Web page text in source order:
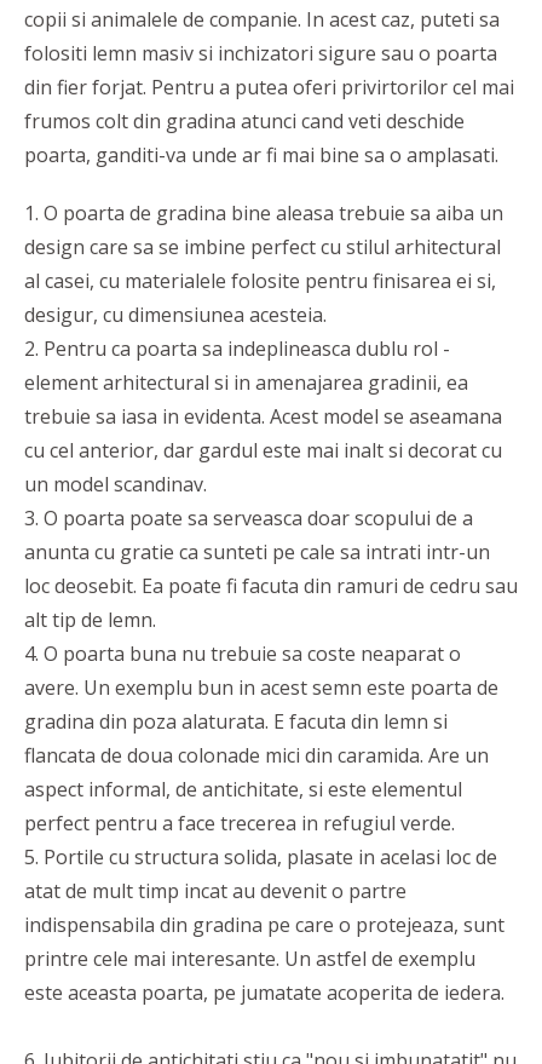
copii si animalele de companie. In acest caz, puteti sa
folositi lemn masiv si inchizatori sigure sau o poarta
din fier forjat. Pentru a putea oferi privirtorilor cel mai
frumos colt din gradina atunci cand veti deschide
poarta, ganditi-va unde ar fi mai bine sa o amplasati.
1. O poarta de gradina bine aleasa trebuie sa aiba un
design care sa se imbine perfect cu stilul arhitectural
al casei, cu materialele folosite pentru finisarea ei si,
desigur, cu dimensiunea acesteia.
2. Pentru ca poarta sa indeplineasca dublu rol -
element arhitectural si in amenajarea gradinii, ea
trebuie sa iasa in evidenta. Acest model se aseamana
cu cel anterior, dar gardul este mai inalt si decorat cu
un model scandinav.
3. O poarta poate sa serveasca doar scopului de a
anunta cu gratie ca sunteti pe cale sa intrati intr-un
loc deosebit. Ea poate fi facuta din ramuri de cedru sau
alt tip de lemn.
4. O poarta buna nu trebuie sa coste neaparat o
avere. Un exemplu bun in acest semn este poarta de
gradina din poza alaturata. E facuta din lemn si
flancata de doua colonade mici din caramida. Are un
aspect informal, de antichitate, si este elementul
perfect pentru a face trecerea in refugiul verde.
5. Portile cu structura solida, plasate in acelasi loc de
atat de mult timp incat au devenit o partre
indispensabila din gradina pe care o protejeaza, sunt
printre cele mai interesante. Un astfel de exemplu
este aceasta poarta, pe jumatate acoperita de iedera.